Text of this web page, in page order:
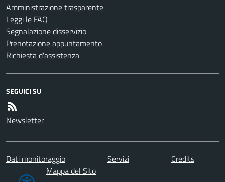
Amministrazione trasparente
Leggi le FAQ
Segnalazione disservizio
Prenotazione appuntamento
Richiesta d'assistenza
SEGUICI SU
Newsletter
Dati monitoraggio Servizi
Credits
Mappa del Sito